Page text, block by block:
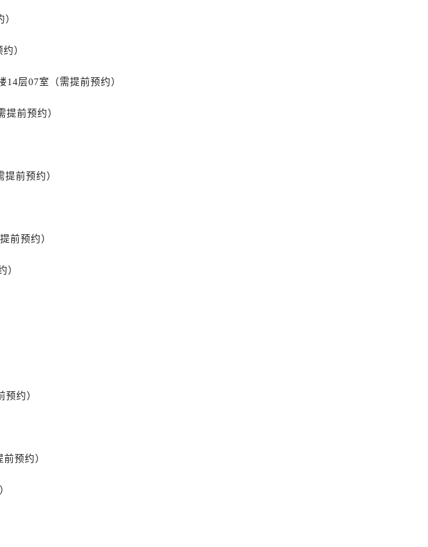
）
后服务中心（需提前预约）
售后服务中心（需提前预约）
服务中心（需提前预约）
提前预约）
后服务中心（需提前预约）
提前预约）
预约）
前预约）
）
层07室（需提前预约）
前预约）
前预约）
前预约）
）
约）
预约）